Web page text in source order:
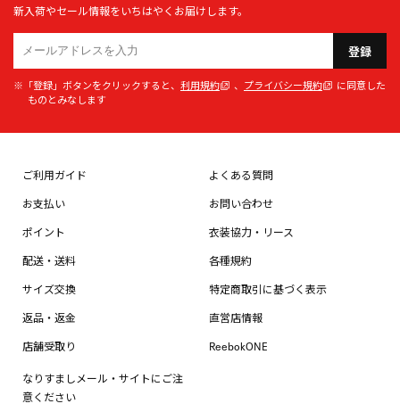
新入荷やセール情報をいちはやくお届けします。
登録
※「登録」ボタンをクリックすると、 利用規約 、 プライバシー規約
に同意した
ものとみなします
ご利用ガイド
お支払い
ポイント
配送・送料
サイズ交換
返品・返金
店舗受取り
なりすましメール・サイトにご注
意ください
よくある質問
お問い合わせ
衣装協力・リース
各種規約
特定商取引に基づく表示
直営店情報
ReebokONE